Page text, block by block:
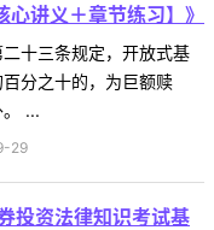
讲义＋章节练习】》
十三条规定，开放式基
分之十的，为巨额赎
...
29
投资法律知识考试基